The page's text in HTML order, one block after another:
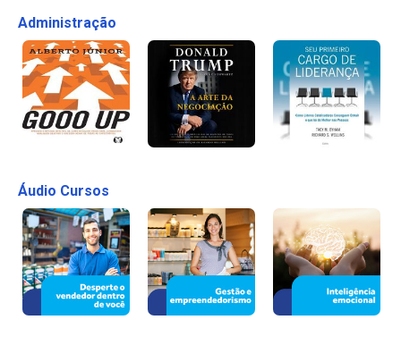
Administração
Áudio Cursos